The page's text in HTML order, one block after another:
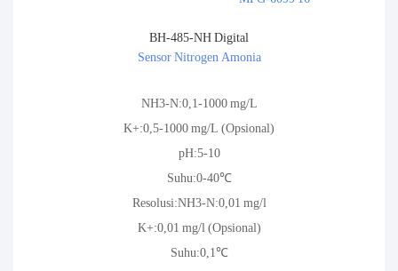
BH-485-NH Digital
Sensor Nitrogen Amonia
NH3-N:0,1-1000 mg/L
K+:0,5-1000 mg/L (Opsional)
pH:5-10
Suhu:0-40℃
Resolusi:NH3-N:0,01 mg/l
K+:0,01 mg/l (Opsional)
Suhu:0,1℃